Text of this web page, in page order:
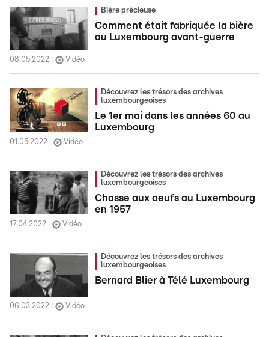
Bière précieuse
Comment était fabriquée la bière
au Luxembourg avant-guerre
08.05.2022 Vidéo
Découvrez les trésors des archives
luxembourgeoises
Le 1er mai dans les années 60 au
Luxembourg
01.05.2022 Vidéo
Découvrez les trésors des archives
luxembourgeoises
Chasse aux oeufs au Luxembourg
en 1957
17.04.2022 Vidéo
Découvrez les trésors des archives
luxembourgeoises
Bernard Blier à Télé Luxembourg
06.03.2022 Vidéo